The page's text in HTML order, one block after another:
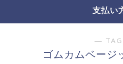
支払い
―
ゴムカムベージ